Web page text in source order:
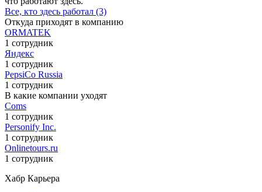
Все, кто здесь работал (3)
Откуда приходят в компанию
ORMATEK
1 сотрудник
Яндекс
1 сотрудник
PepsiCo Russia
1 сотрудник
В какие компании уходят
Coms
1 сотрудник
Personify Inc.
1 сотрудник
Onlinetours.ru
1 сотрудник
Хабр Карьера